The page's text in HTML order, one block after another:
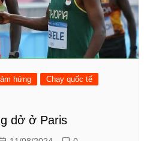
hứng
Chạy quốc tế
dở ở Paris